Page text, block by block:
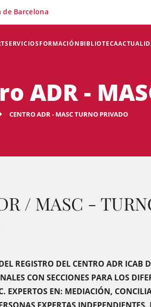
SERVICIOSFORMACIÓNBIBLIOTECA
de Barcelona
ADR -
CENTRO ADR - MASC TURNO PRIVADO
/ MASC -
REGISTRO DEL CENTRO ADR ICAB
CON SECCIONES PARA LOS
EXPERTOS EN: MEDIACIÓN,